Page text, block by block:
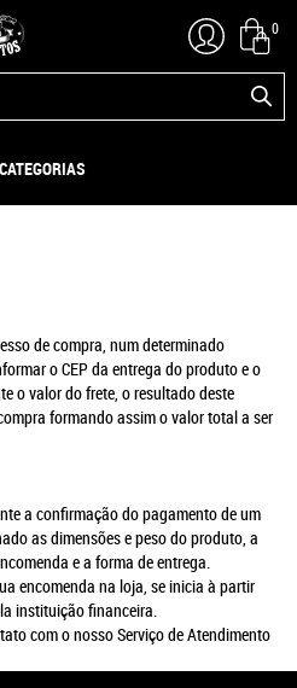
0
CATEGORIAS
de compra, num determinado
o CEP da entrega do produto e o
o valor do frete, o resultado deste
formando assim o valor total a ser
a confirmação do pagamento de um
as dimensões e peso do produto, a
e a forma de entrega.
encomenda na loja, se inicia à partir
instituição financeira.
com o nosso Serviço de Atendimento